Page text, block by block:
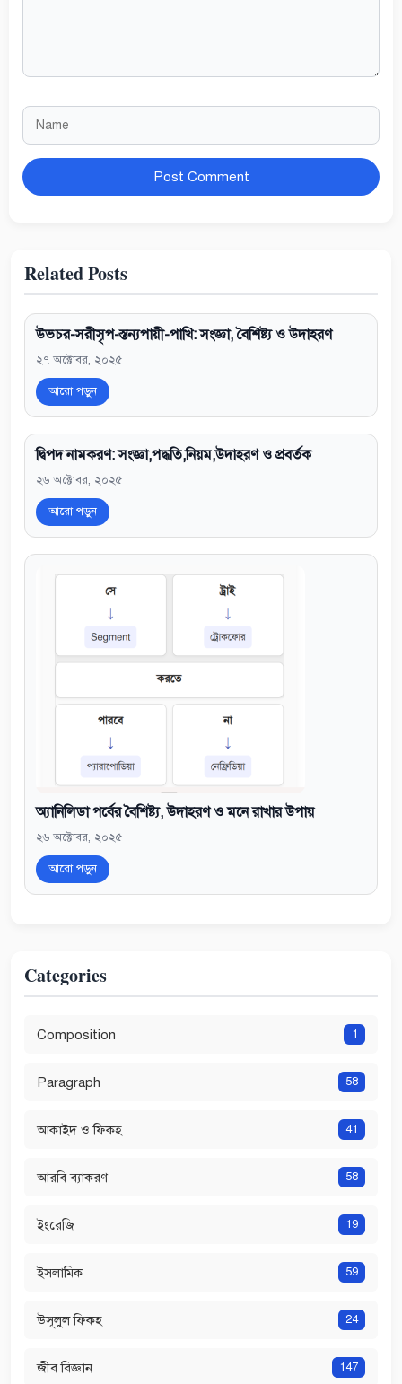
Name
Website
Related Posts
উভচর-সরীসৃপ-স্তন্যপায়ী-পাখি: সংজ্ঞা, বৈশিষ্ট্য ও উদাহরণ
২৭ অক্টোবর, ২০২৫
আরো পড়ুন
দ্বিপদ নামকরণ: সংজ্ঞা,পদ্ধতি,নিয়ম,উদাহরণ ও প্রবর্তক
২৬ অক্টোবর, ২০২৫
আরো পড়ুন
অ্যানিলিডা পর্বের বৈশিষ্ট্য, উদাহরণ ও মনে রাখার উপায়
২৬ অক্টোবর, ২০২৫
আরো পড়ুন
Categories
Composition 1
Paragraph 58
আকাইদ ও ফিকহ 41
আরবি ব্যাকরণ 58
ইংরেজি 19
ইসলামিক 59
উসূলুল ফিকহ 24
জীব বিজ্ঞান 147